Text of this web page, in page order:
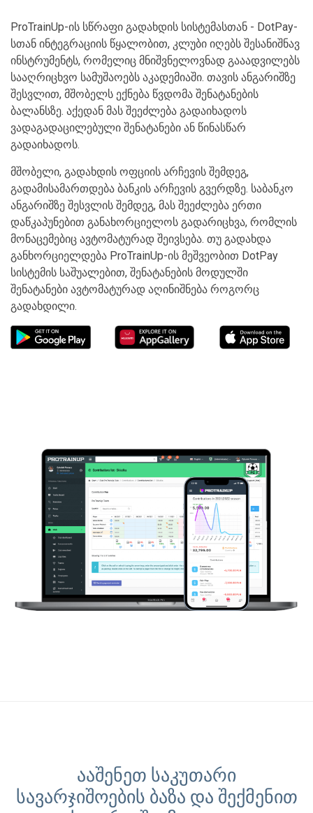
ProTrainUp-ის სწრაფი გადახდის სისტემასთან - DotPay-
სთან ინტეგრაციის წყალობით, კლუბი იღებს შესანიშნავ
ინსტრუმენტს, რომელიც მნიშვნელოვნად გააადვილებს
სააღრიცხვო სამუშაოებს აკადემიაში. თავის ანგარიშზე
შესვლით, მშობელს ექნება წვდომა შენატანების
ბალანსზე. აქედან მას შეეძლება გადაიხადოს
ვადაგადაცილებული შენატანები ან წინასწარ
გადაიხადოს.
მშობელი, გადახდის ოფციის არჩევის შემდეგ,
გადამისამართდება ბანკის არჩევის გვერდზე. საბანკო
ანგარიშზე შესვლის შემდეგ, მას შეეძლება ერთი
დაწკაპუნებით განახორციელოს გადარიცხვა, რომლის
მონაცემებიც ავტომატურად შეივსება. თუ გადახდა
განხორციელდება ProTrainUp-ის მეშვეობით DotPay
სისტემის საშუალებით, შენატანების მოდულში
შენატანები ავტომატურად აღინიშნება როგორც
გადახდილი.
ააშენეთ საკუთარი
სავარჯიშოების ბაზა და შექმენით